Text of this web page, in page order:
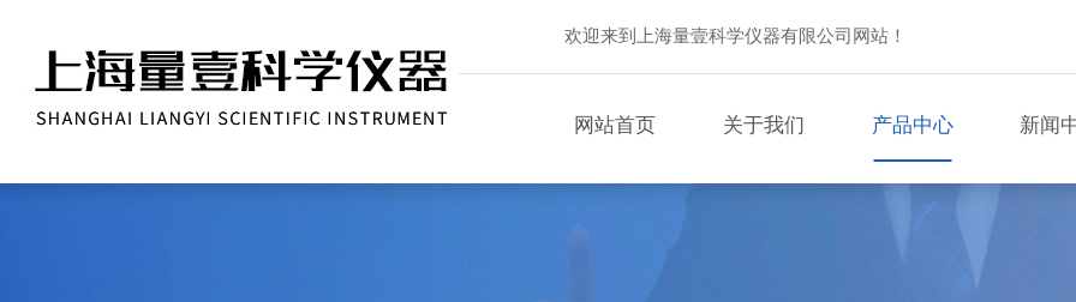
欢迎来到上海量壹科学仪器有限公司网站！
网站首页 关于我们 产品中心 新闻